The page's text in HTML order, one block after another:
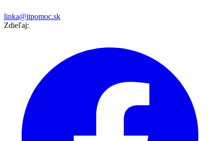
linka@itpomoc.sk
Zdieľaj: